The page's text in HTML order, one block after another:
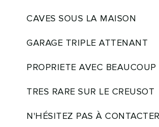
CAVES SOUS LA MAISON
GARAGE TRIPLE ATTENANT
PROPRIETE AVEC
TRES RARE SUR LE CREUSOT
N'HÉSITEZ PAS À